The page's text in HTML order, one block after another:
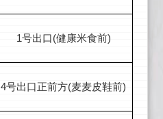
1号出口(健康米食前)
4号出口正前方(麦麦皮鞋前)